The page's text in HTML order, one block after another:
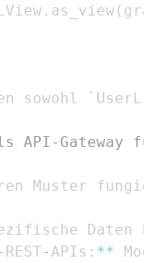
. as_view(
sowohl
API-Gateway
Muster
Daten
REST- APIs : **